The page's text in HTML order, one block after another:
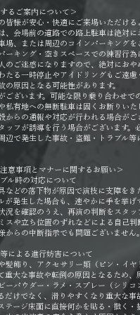
るご案内について＞
皆様が安心・快適にご来場いただけ
、会場前の道路での路上駐車は絶対に
、または周辺のコインパーキングを
ーキング・空きスペースでの練習行為
ご迷惑になりますので、絶対におや
たる一時停止やアイドリングもご遠慮
原因となる可能性があります。
ございます。可能な限り乗り合わせ
私有地への無断駐車は固くお断りいた
らの通報や対応が行われる場合がご
ッフが誘導を行う場合がございます
辺で発生した事故・盗難・トラブル
意事項とマナーに関するお願い＞
ル時の対応について
などの落下物が原因で演技に支障を
が発生した場合も、速やかに手を挙げ
を確認のうえ、再演の判断をスタッ
スや立ち位置のずれなどによる自己判
らの中断指示でも問題ございません。
による進行妨害について
髪飾り、アクセサリー類（ピン・イ
重大な事故や転倒の原因となるため、
ーパウダー・ラメ・スプレー（シリコ
だけでなく、滑りやすくなり重大な事
テージ床面に直接何かを貼る・撒く・